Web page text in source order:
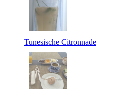
Tunesische Citronnade